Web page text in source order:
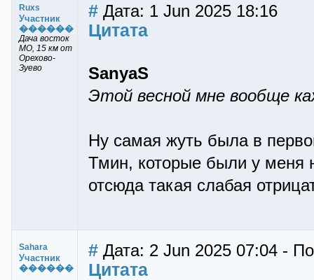
Ruxs
Участник
������
Дача восток
МО, 15 км от
Орехово-
Зуево
# Дата: 1 Jun 2025 18:16
Цитата
SanyaS
Этой весной мне вообще
Ну самая жуть была в
Тмин, которые были у меня
отсюда такая слабая
Sahara
Участник
������
# Дата: 2 Jun 2025 07:04 -
Цитата